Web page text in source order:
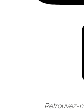
Retrouvez-